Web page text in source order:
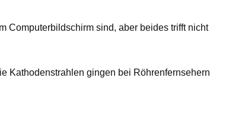
Computerbildschirm sind, aber beides trifft nicht
Kathodenstrahlen gingen bei Röhrenfernsehern